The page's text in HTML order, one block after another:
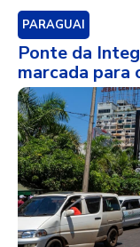
PARAGUAI
Ponte da
marcada para